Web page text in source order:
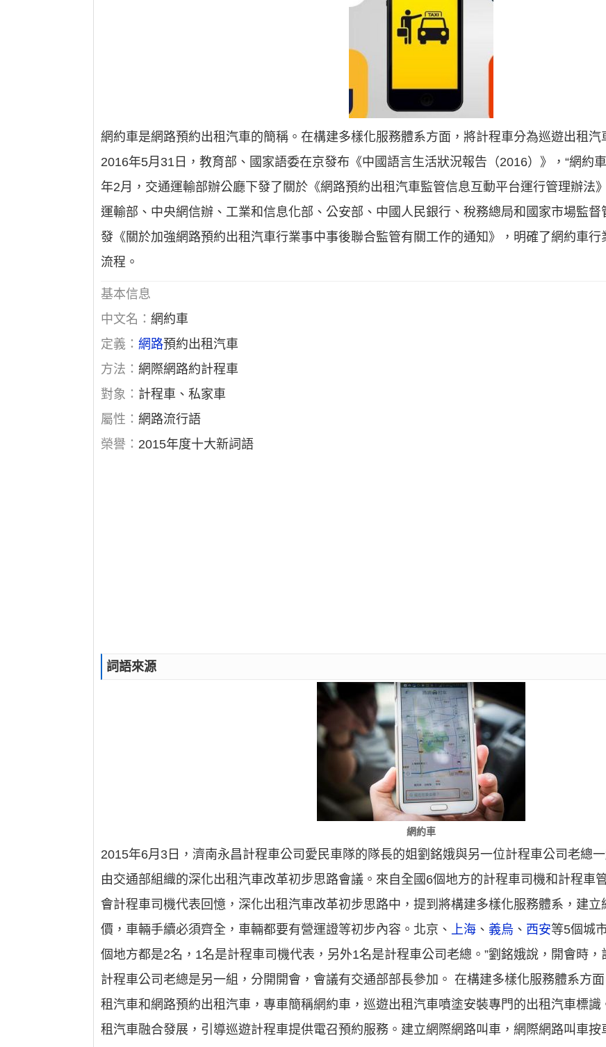
網約車是網路預約出租汽車的簡稱。在構建多樣化服務體系方面，將計程車分為巡遊出租汽
2016年5月31日，教育部、國家語委在京發布《中國語言生活狀況報告（2016）》，“網約
年2月，交通運輸部辦公廳下發了關於《網路預約出租汽車監管信息互動平台運行管理辦法
運輸部、中央網信辦、工業和信息化部、公安部、中國人民銀行、稅務總局和國家市場監
發《關於加強網路預約出租汽車行業事中事後聯合監管有關工作的通知》，明確了網約車
流程。
基本信息
中文名： 網約車
定義：網路預約出租汽車
方法： 網際網路約計程車
對象： 計程車、私家車
屬性： 網路流行語
榮譽： 2015年度十大新詞語
詞語來源
網約車
2015年6月3日，濟南永昌計程車公司愛民車隊的隊長的姐劉銘娥與另一位計程車公司老總
由交通部組織的深化出租汽車改革初步思路會議。來自全國6個地方的計程車司機和計程車
會計程車司機代表回憶，深化出租汽車改革初步思路中，提到將構建多樣化服務體系，建立
價，車輛手續必須齊全，車輛都要有營運證等初步內容。北京、 上海 、 義烏 、 西安等5個城
個地方都是2名，1名是計程車司機代表，另外1名是計程車公司老總。”劉銘娥說，開會時，
計程車公司老總是另一組，分開開會，會議有交通部部長參加。 在構建多樣化服務體系方
租汽車和網路預約出租汽車，專車簡稱網約車，巡遊出租汽車噴塗安裝專門的出租汽車標識
租汽車融合發展，引導巡遊計程車提供電召預約服務。建立網際網路叫車，網際網路叫車